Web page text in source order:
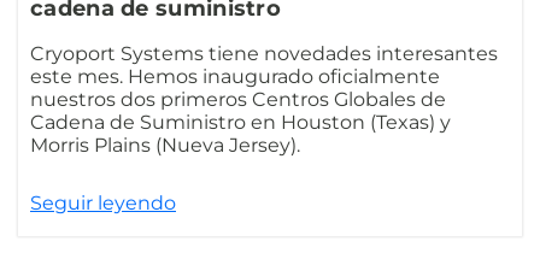
cadena de suministro
Cryoport Systems tiene novedades interesantes
este mes. Hemos inaugurado oficialmente
nuestros dos primeros Centros Globales de
Cadena de Suministro en Houston (Texas) y
Morris Plains (Nueva Jersey).
Seguir leyendo